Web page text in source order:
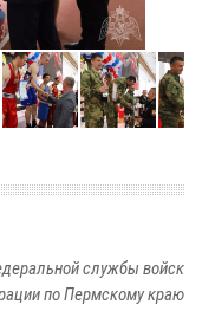
службы войск
по Пермскому краю